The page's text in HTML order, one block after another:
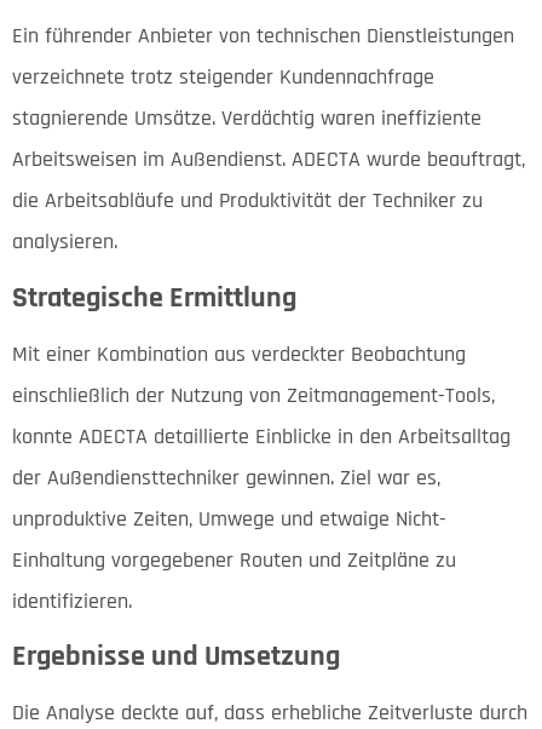
Ein führender Anbieter von technischen Dienstleistungen
verzeichnete trotz steigender Kundennachfrage
stagnierende Umsätze. Verdächtig waren ineffiziente
Arbeitsweisen im Außendienst. ADECTA wurde beauftragt,
die Arbeitsabläufe und Produktivität der Techniker zu
analysieren.
Strategische Ermittlung
Mit einer Kombination aus verdeckter Beobachtung
einschließlich der Nutzung von Zeitmanagement-Tools,
konnte ADECTA detaillierte Einblicke in den Arbeitsalltag
der Außendiensttechniker gewinnen. Ziel war es,
unproduktive Zeiten, Umwege und etwaige Nicht-
Einhaltung vorgegebener Routen und Zeitpläne zu
identifizieren.
Ergebnisse und Umsetzung
Die Analyse deckte auf, dass erhebliche Zeitverluste durch